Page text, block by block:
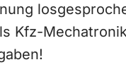
Kfz-